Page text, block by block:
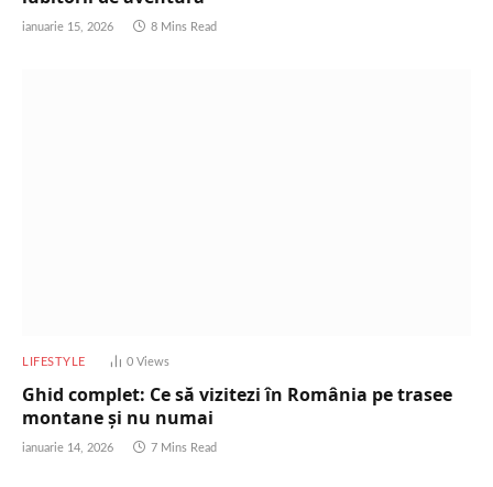
ianuarie 15, 2026 8 Mins Read
LIFESTYLE 0 Views
Ghid complet: Ce să vizitezi în România pe trasee
montane și nu numai
ianuarie 14, 2026 7 Mins Read